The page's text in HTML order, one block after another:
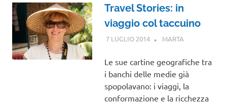
Travel Stories: in
viaggio col taccuino
7 LUGLIO 2014 MARTA
Le sue cartine geografiche tra
i banchi delle medie già
spopolavano: i viaggi, la
conformazione e la ricchezza